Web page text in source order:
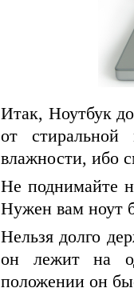
Итак, Ноутбук
от
влажности, ибо
Не поднимайте
Нужен вам ноут
Нельзя долго
он лежит на
положении он